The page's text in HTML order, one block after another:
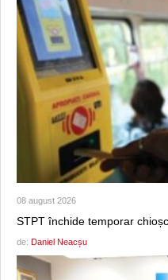
08 august 2026
STPT închide temporar
de: Daniel Neacșu